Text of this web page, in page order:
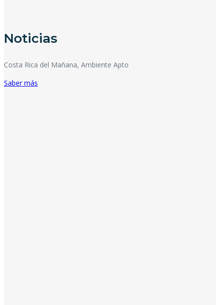
Noticias
Costa Rica del Mañana, Ambiente Apto
Saber más